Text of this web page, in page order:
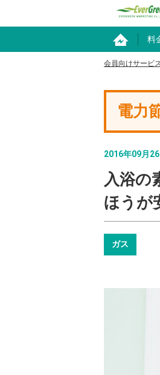
料
会員向けサービ
電力
2016年09月26
入浴の
ほうが
ガス